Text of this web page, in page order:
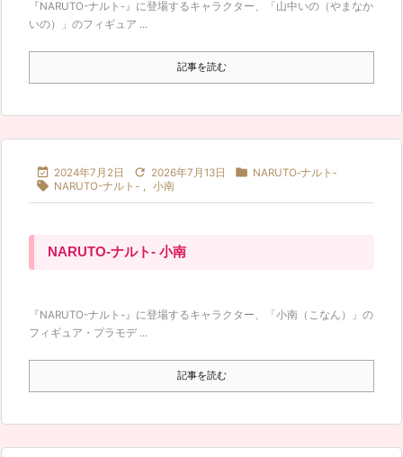
『NARUTO-ナルト-』に登場するキャラクター、「山中いの（やまなか
いの）」のフィギュア ...
記事を読む
 2024年7月2日  2026年7月13日  NARUTO‐ナルト‐
 NARUTO-ナルト- , 小南
NARUTO-ナルト- 小南
『NARUTO-ナルト-』に登場するキャラクター、「小南（こなん）」の
フィギュア・プラモデ ...
記事を読む